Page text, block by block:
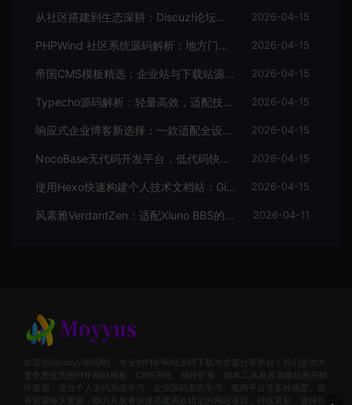
从社区搭建到生态深耕：Discuz!论坛源码的进阶价值 2026-04-15
PHPWind 社区系统源码解析：地方门户与论坛的技术实现 2026-04-15
帝国CMS模板精选：企业站与下载站源码全解析 2026-04-15
Typecho源码解析：轻量高效，适配技术博主的个人博客首选 2026-04-15
响应式企业博客新选择：一款适配全设备的WordPress主题源码 2026-04-15
NocoBase无代码开发平台，低代码快速搭建应用，支持自定义工作流 2026-04-15
使用Hexo快速构建个人技术文档站：GitHub Pages托管全攻略 2026-04-15
风素雅VerdantZen：适配Xiuno BBS的现代化主题源码解析与体验优化 2026-04-11
欢迎访问[moyy源码网]，专业的PHP网站源码下载与资源分享平台！我们提供大
量免费优质的PHP网站模板、CMS系统、插件扩展、脚本工具及各类建站相关软
件资源，适合个人源码系统学习、企业源码系统学习、电商平台等多种场景。所
有资源每天更新，助力开发者快速搭建高效稳定的网站项目，持续更新，值得信